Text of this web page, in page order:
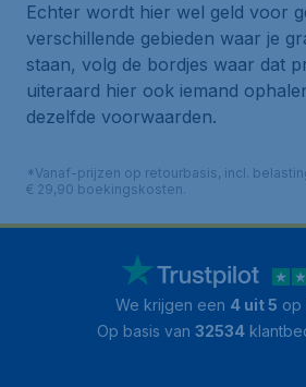
Echter wordt hier wel geld voor
verschillende gebieden waar je
staan, volg de bordjes waar dat
uiteraard hier ook iemand
dezelfde voorwaarden.
*Vanaf-prijzen op retourbasis, incl.
€ 29,90 boekingskosten.
We krijgen een 4 uit 5 op
Op basis van 32534